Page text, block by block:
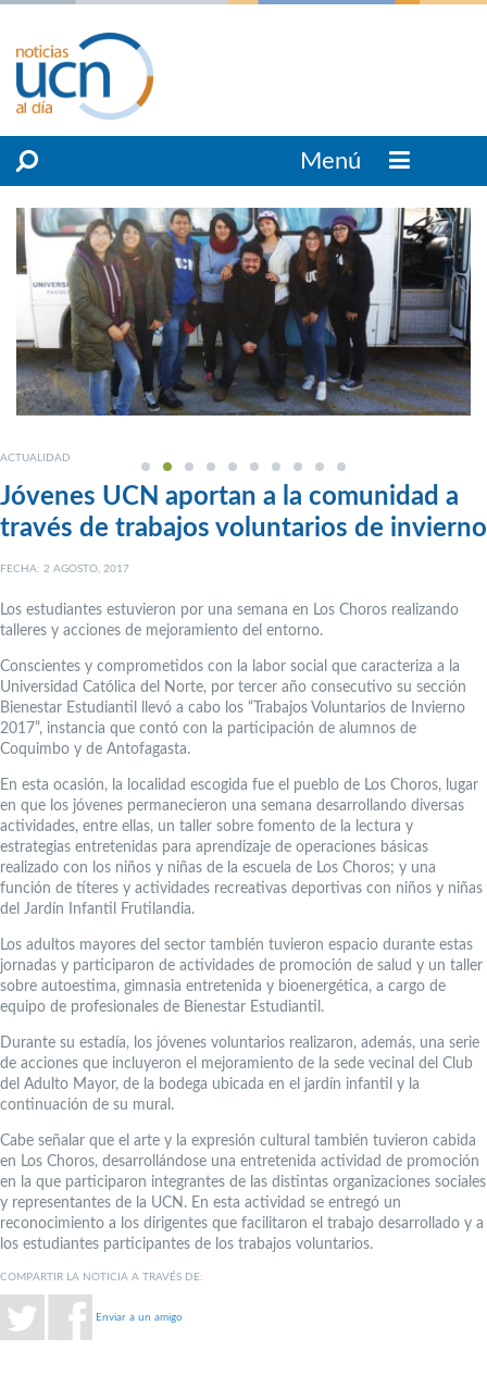
Menú
ACTUALIDAD
Jóvenes UCN aportan a la comunidad a
través de trabajos voluntarios de invierno
FECHA: 2 AGOSTO, 2017
Los estudiantes estuvieron por una semana en Los Choros realizando
talleres y acciones de mejoramiento del entorno.
Conscientes y comprometidos con la labor social que caracteriza a la
Universidad Católica del Norte, por tercer año consecutivo su sección
Bienestar Estudiantil llevó a cabo los “Trabajos Voluntarios de Invierno
2017”, instancia que contó con la participación de alumnos de
Coquimbo y de Antofagasta.
En esta ocasión, la localidad escogida fue el pueblo de Los Choros, lugar
en que los jóvenes permanecieron una semana desarrollando diversas
actividades, entre ellas, un taller sobre fomento de la lectura y
estrategias entretenidas para aprendizaje de operaciones básicas
realizado con los niños y niñas de la escuela de Los Choros; y una
función de títeres y actividades recreativas deportivas con niños y niñas
del Jardín Infantil Frutilandia.
Los adultos mayores del sector también tuvieron espacio durante estas
jornadas y participaron de actividades de promoción de salud y un taller
sobre autoestima, gimnasia entretenida y bioenergética, a cargo de
equipo de profesionales de Bienestar Estudiantil.
Durante su estadía, los jóvenes voluntarios realizaron, además, una serie
de acciones que incluyeron el mejoramiento de la sede vecinal del Club
del Adulto Mayor, de la bodega ubicada en el jardín infantil y la
continuación de su mural.
Cabe señalar que el arte y la expresión cultural también tuvieron cabida
en Los Choros, desarrollándose una entretenida actividad de promoción
en la que participaron integrantes de las distintas organizaciones sociales
y representantes de la UCN. En esta actividad se entregó un
reconocimiento a los dirigentes que facilitaron el trabajo desarrollado y a
los estudiantes participantes de los trabajos voluntarios.
COMPARTIR LA NOTICIA A TRAVÉS DE:
Enviar a un amigo